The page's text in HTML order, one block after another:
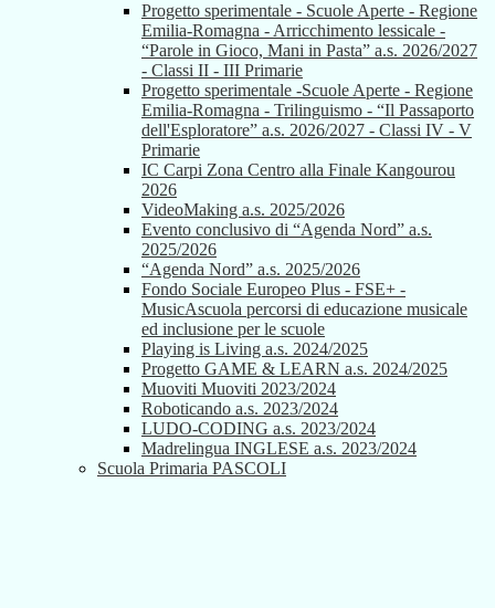
Progetto sperimentale - Scuole Aperte - Regione
Emilia-Romagna - Arricchimento lessicale -
“Parole in Gioco, Mani in Pasta” a.s. 2026/2027
- Classi II - III Primarie
Progetto sperimentale -Scuole Aperte - Regione
Emilia-Romagna - Trilinguismo - “Il Passaporto
dell'Esploratore” a.s. 2026/2027 - Classi IV - V
Primarie
IC Carpi Zona Centro alla Finale Kangourou
2026
VideoMaking a.s. 2025/2026
Evento conclusivo di “Agenda Nord” a.s.
2025/2026
“Agenda Nord” a.s. 2025/2026
Fondo Sociale Europeo Plus - FSE+ -
MusicAscuola percorsi di educazione musicale
ed inclusione per le scuole
Playing is Living a.s. 2024/2025
Progetto GAME & LEARN a.s. 2024/2025
Muoviti Muoviti 2023/2024
Roboticando a.s. 2023/2024
LUDO-CODING a.s. 2023/2024
Madrelingua INGLESE a.s. 2023/2024
Scuola Primaria PASCOLI